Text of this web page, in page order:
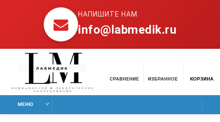
НАПИШИТЕ НАМ
info@labmedik.ru
СРАВНЕНИЕ ИЗБРАННОЕ КОРЗИНА
МЕНЮ